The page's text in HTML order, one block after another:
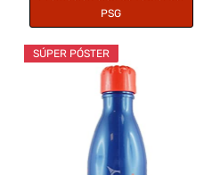
PSG
SÚPER PÓSTER